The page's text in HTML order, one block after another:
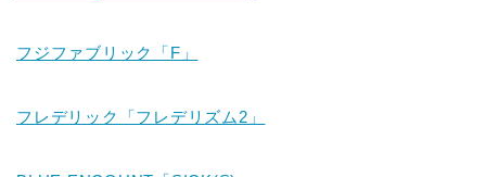
フジファブリック「F」
フレデリック「フレデリズム2」